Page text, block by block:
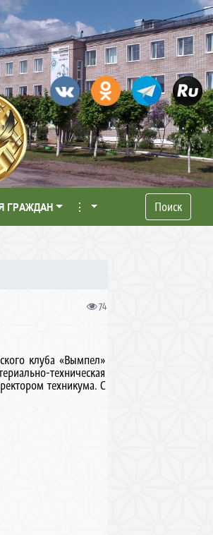
ГРАЖДАН ⋮ Поиск
74
клуба «Вымпел»
техническая
техникума. С